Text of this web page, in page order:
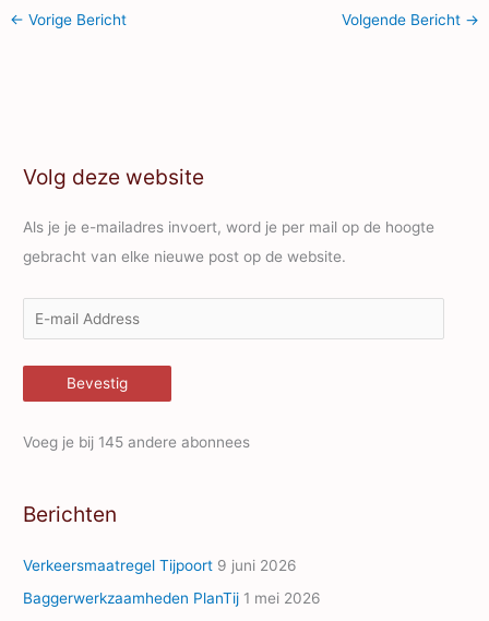
zaterdag, 31 oktober. Ter
kennisneming stuur ik…
leidingen te bepalen in de
← Vorige Bericht Volgende Bericht →
Volg deze website
Als je je e-mailadres invoert, word je per mail op de hoogte
gebracht van elke nieuwe post op de website.
-
m
a
d
r
e
Bevestig
Voeg je bij 145 andere abonnees
Berichten
Verkeersmaatregel Tijpoort 9 juni 2026
Baggerwerkzaamheden PlanTij 1 mei 2026